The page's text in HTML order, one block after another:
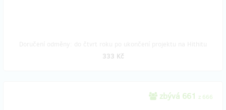
333 Kč
zbývá 661 z 666